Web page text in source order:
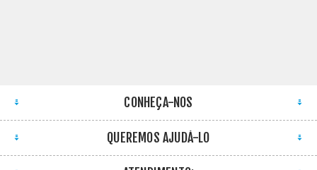
CONHEÇA-NOS
QUEREMOS AJUDÁ-LO